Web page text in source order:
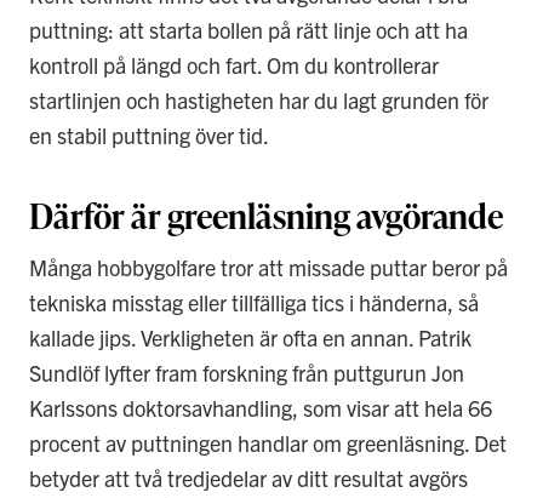
puttning: att starta bollen på rätt linje och att ha
kontroll på längd och fart. Om du kontrollerar
startlinjen och hastigheten har du lagt grunden för
en stabil puttning över tid.
Därför är greenläsning avgörande
Många hobbygolfare tror att missade puttar beror på
tekniska misstag eller tillfälliga tics i händerna, så
kallade jips. Verkligheten är ofta en annan. Patrik
Sundlöf lyfter fram forskning från puttgurun Jon
Karlssons doktorsavhandling, som visar att hela 66
procent av puttningen handlar om greenläsning. Det
betyder att två tredjedelar av ditt resultat avgörs